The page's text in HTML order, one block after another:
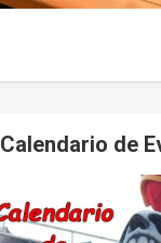
Calendario de